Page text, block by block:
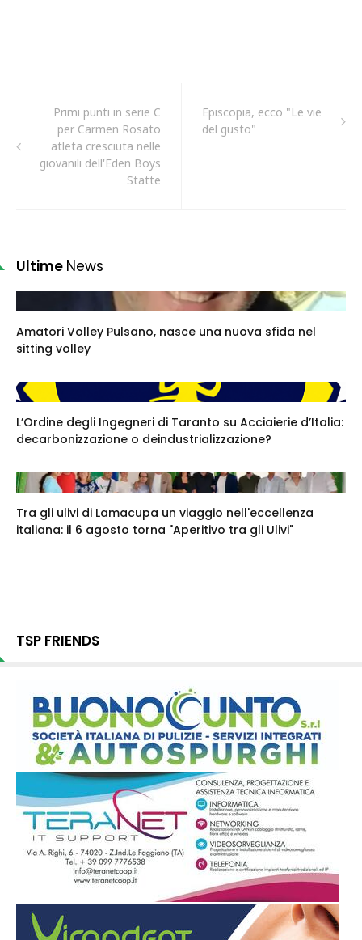
Primi punti in serie C
per Carmen Rosato
atleta cresciuta nelle
giovanili dell'Eden Boys
Statte
Episcopia, ecco "Le vie
del gusto"
Ultime News
Amatori Volley Pulsano, nasce una nuova sfida nel
sitting volley
L’Ordine degli Ingegneri di Taranto su Acciaierie d’Italia:
decarbonizzazione o deindustrializzazione?
Tra gli ulivi di Lamacupa un viaggio nell'eccellenza
italiana: il 6 agosto torna "Aperitivo tra gli Ulivi"
TSP FRIENDS